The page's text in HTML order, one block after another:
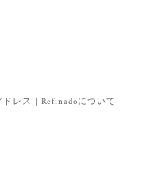
レス｜Refinadoについて